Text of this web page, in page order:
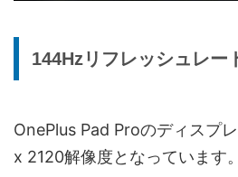
144Hzリフレッシュレー
OnePlus Pad Proのディスプ
x 2120解像度となっています。